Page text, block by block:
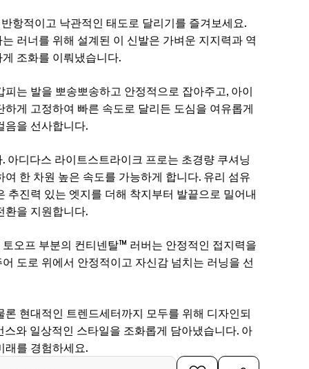
반항적이고 낙관적인 태도로 달리기를 즐겨보세요.
러너를 위해 설계된 이 신발은 가벼운 지지력과 역
조화를 이뤄냈습니다.
는 발을 뽀송뽀송하고 안정적으로 잡아주고, 아이
게 고정하여 빠른 속도로 달리든 도심을 여유롭게
음을 선사합니다.
아디다스 라이트스트라이크 프로는 초경량 쿠셔닝
한 차원 높은 속도를 가능하게 합니다. 유리 섬유
추진력 있는 엣지를 더해 착지부터 발끝으로 밀어내
환을 지원합니다.
오프 부분의 컨티넨탈™ 러버는 안정적인 접지력을
도로 위에서 안정적이고 자신감 넘치는 러닝을 선
현대적인 트렌드세터까지 모두를 위해 디자인되
와 일상적인 스타일을 조화롭게 담아냈습니다. 아
래를 경험하세요.